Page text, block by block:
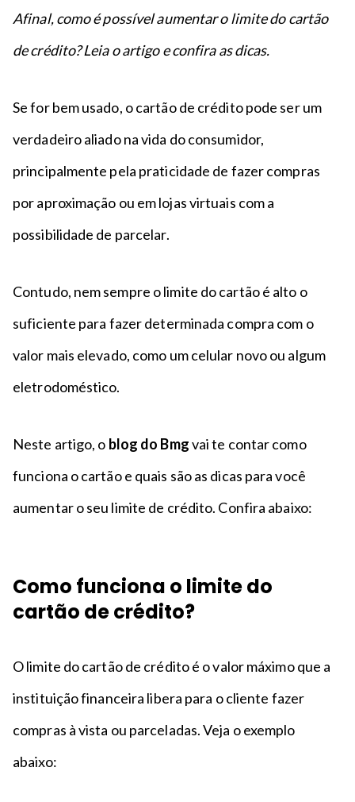
c
l
p
n
Afinal, como é possível aumentar o limite do cartão
de crédito? Leia o artigo e confira as dicas.
Se for bem usado, o cartão de crédito pode ser um
verdadeiro aliado na vida do consumidor,
principalmente pela praticidade de fazer compras
por aproximação ou em lojas virtuais com a
possibilidade de parcelar.
Contudo, nem sempre o limite do cartão é alto o
suficiente para fazer determinada compra com o
valor mais elevado, como um celular novo ou algum
eletrodoméstico.
Neste artigo, o blog do Bmgvai te contar como
funciona o cartão e quais são as dicas para você
aumentar o seu limite de crédito. Confira abaixo:
Como funciona o limite do
cartão de crédito?
O limite do cartão de crédito é o valor máximo que a
instituição financeira libera para o cliente fazer
compras à vista ou parceladas. Veja o exemplo
abaixo: